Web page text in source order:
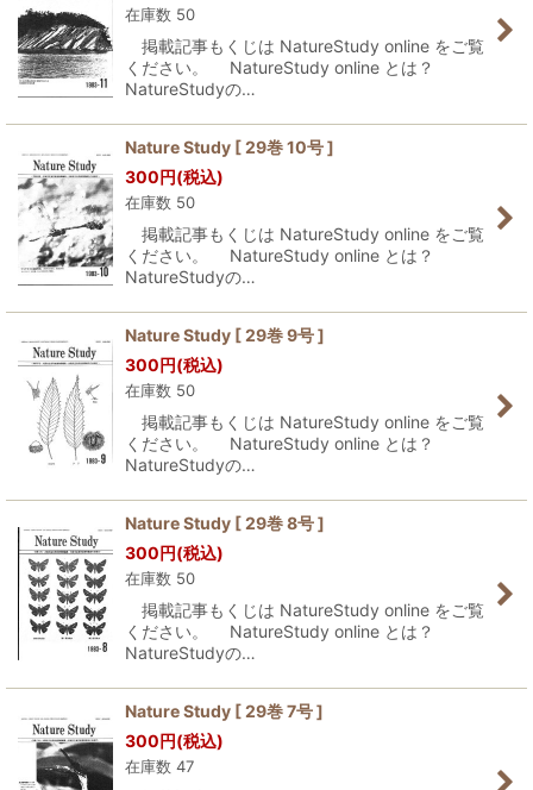
在庫数 50
掲載記事もくじは NatureStudy online をご覧
ください。 NatureStudy online とは？
NatureStudyの…
Nature Study [ 29巻 10号 ]
300円(税込)
在庫数 50
掲載記事もくじは NatureStudy online をご覧
ください。 NatureStudy online とは？
NatureStudyの…
Nature Study [ 29巻 9号 ]
300円(税込)
在庫数 50
掲載記事もくじは NatureStudy online をご覧
ください。 NatureStudy online とは？
NatureStudyの…
Nature Study [ 29巻 8号 ]
300円(税込)
在庫数 50
掲載記事もくじは NatureStudy online をご覧
ください。 NatureStudy online とは？
NatureStudyの…
Nature Study [ 29巻 7号 ]
300円(税込)
在庫数 47